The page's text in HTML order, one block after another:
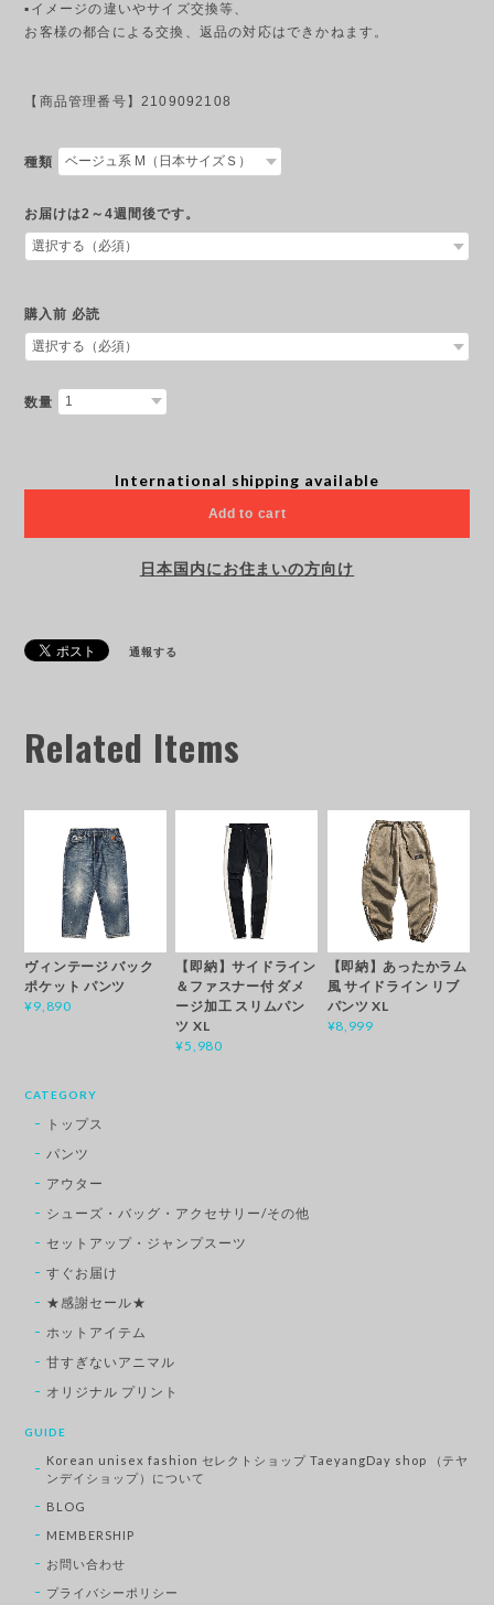
▪︎イメージの違いやサイズ交換等、
お客様の都合による交換、返品の対応はできかねます。
【商品管理番号】2109092108
種類
お届けは2～4週間後です。
購入前 必読
数量
International shipping available
Add to cart
日本国内にお住まいの方向け
通報する
Related Items
ヴィンテージ バック
ポケット パンツ
¥9,890
【即納】サイドライン
＆ファスナー付 ダメ
ージ加工 スリムパン
ツ XL
¥5,980
【即納】あったかラム
風 サイドライン リブ
パンツ XL
¥8,999
CATEGORY
トップス
パンツ
アウター
シューズ・バッグ・アクセサリー/その他
セットアップ・ジャンプスーツ
すぐお届け
★感謝セール★
ホットアイテム
甘すぎないアニマル
オリジナル プリント
GUIDE
Korean unisex fashion セレクトショップ TaeyangDay shop （テヤ
ンデイショップ）について
BLOG
MEMBERSHIP
お問い合わせ
プライバシーポリシー